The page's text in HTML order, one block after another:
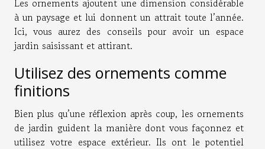
Les ornements ajoutent une dimension considérable
à un paysage et lui donnent un attrait toute l’année.
Ici, vous aurez des conseils pour avoir un espace
jardin saisissant et attirant.
Utilisez des ornements comme
finitions
Bien plus qu’une réflexion après coup, les ornements
de jardin guident la manière dont vous façonnez et
utilisez votre espace extérieur. Ils ont le potentiel